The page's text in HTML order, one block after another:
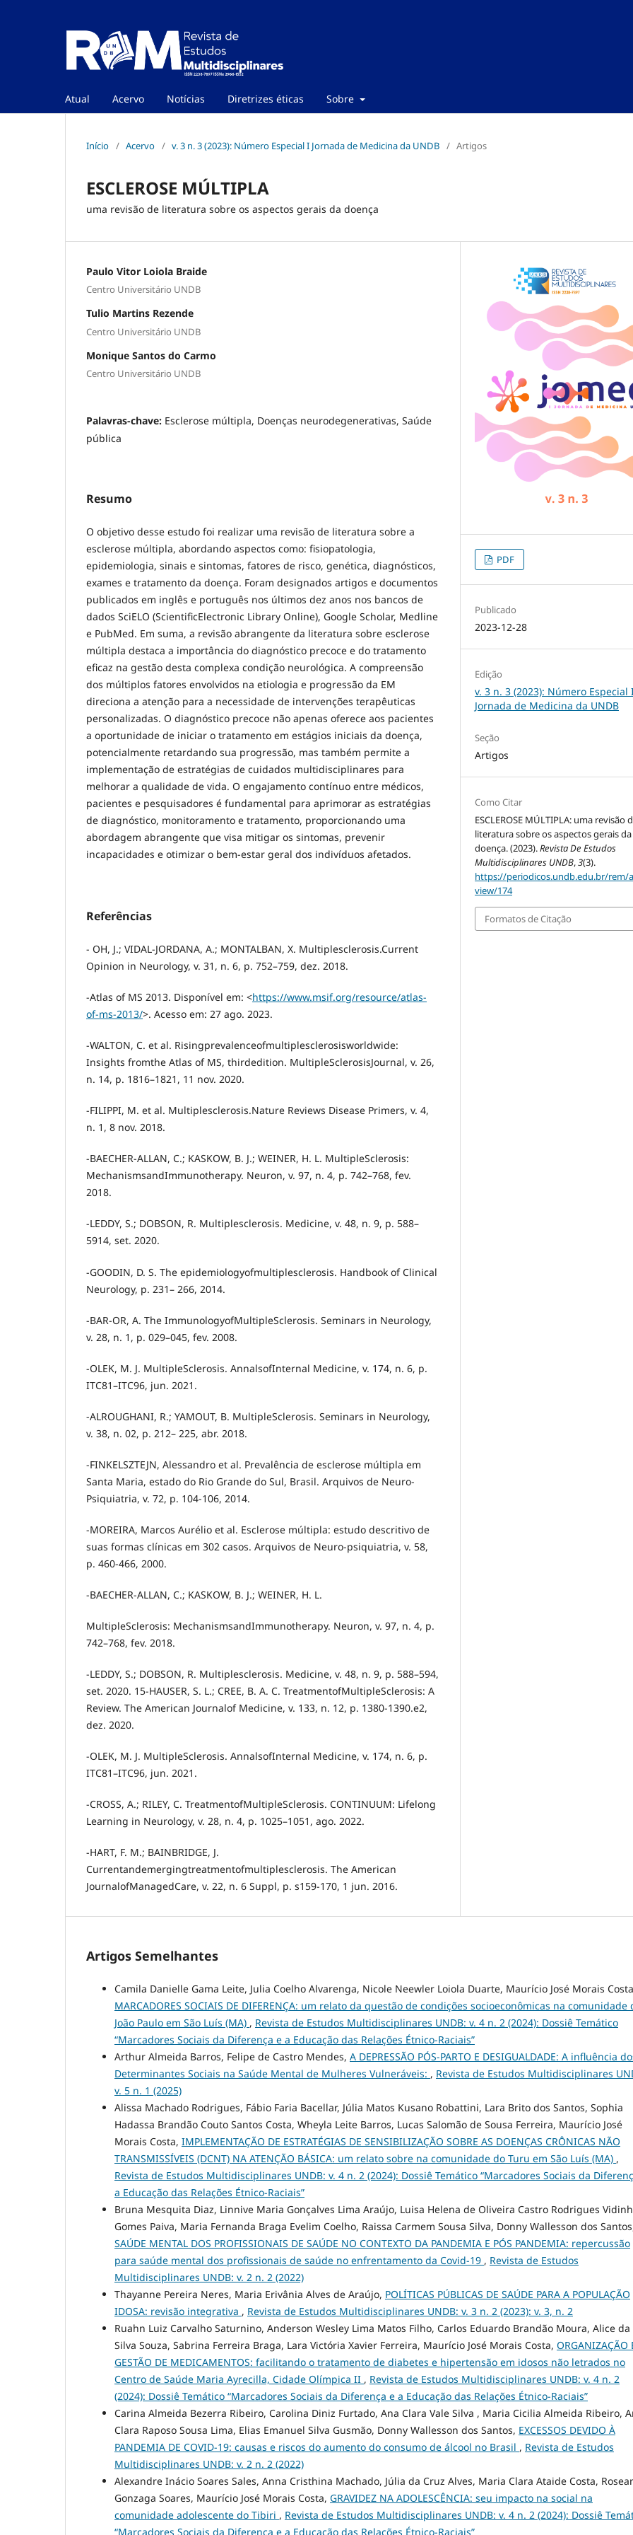
Atual Acervo Notícias Diretrizes éticas Sobre
Início / Acervo / v. 3 n. 3 (2023): Número Especial I Jornada de Medicina da UNDB / Artigos
ESCLEROSE MÚLTIPLA
uma revisão de literatura sobre os aspectos gerais da doença
Paulo Vitor Loiola Braide
Centro Universitário UNDB
Tulio Martins Rezende
Centro Universitário UNDB
Monique Santos do Carmo
Centro Universitário UNDB
Palavras-chave: Esclerose múltipla, Doenças neurodegenerativas, Saúde
pública
Resumo
O objetivo desse estudo foi realizar uma revisão de literatura sobre a
esclerose múltipla, abordando aspectos como: fisiopatologia,
epidemiologia, sinais e sintomas, fatores de risco, genética, diagnósticos,
exames e tratamento da doença. Foram designados artigos e documentos
publicados em inglês e português nos últimos dez anos nos bancos de
dados SciELO (ScientificElectronic Library Online), Google Scholar, Medline
e PubMed. Em suma, a revisão abrangente da literatura sobre esclerose
múltipla destaca a importância do diagnóstico precoce e do tratamento
eficaz na gestão desta complexa condição neurológica. A compreensão
dos múltiplos fatores envolvidos na etiologia e progressão da EM
direciona a atenção para a necessidade de intervenções terapêuticas
personalizadas. O diagnóstico precoce não apenas oferece aos pacientes
a oportunidade de iniciar o tratamento em estágios iniciais da doença,
potencialmente retardando sua progressão, mas também permite a
implementação de estratégias de cuidados multidisciplinares para
melhorar a qualidade de vida. O engajamento contínuo entre médicos,
pacientes e pesquisadores é fundamental para aprimorar as estratégias
de diagnóstico, monitoramento e tratamento, proporcionando uma
abordagem abrangente que visa mitigar os sintomas, prevenir
incapacidades e otimizar o bem-estar geral dos indivíduos afetados.
Referências
- OH, J.; VIDAL-JORDANA, A.; MONTALBAN, X. Multiplesclerosis.Current
Opinion in Neurology, v. 31, n. 6, p. 752–759, dez. 2018.
-Atlas of MS 2013. Disponível em: <https://www.msif.org/resource/atlas-
of-ms-2013/>. Acesso em: 27 ago. 2023.
-WALTON, C. et al. Risingprevalenceofmultiplesclerosisworldwide:
Insights fromthe Atlas of MS, thirdedition. MultipleSclerosisJournal, v. 26,
n. 14, p. 1816–1821, 11 nov. 2020.
-FILIPPI, M. et al. Multiplesclerosis.Nature Reviews Disease Primers, v. 4,
n. 1, 8 nov. 2018.
-BAECHER-ALLAN, C.; KASKOW, B. J.; WEINER, H. L. MultipleSclerosis:
MechanismsandImmunotherapy. Neuron, v. 97, n. 4, p. 742–768, fev.
2018.
-LEDDY, S.; DOBSON, R. Multiplesclerosis. Medicine, v. 48, n. 9, p. 588–
5914, set. 2020.
-GOODIN, D. S. The epidemiologyofmultiplesclerosis. Handbook of Clinical
Neurology, p. 231– 266, 2014.
-BAR-OR, A. The ImmunologyofMultipleSclerosis. Seminars in Neurology,
v. 28, n. 1, p. 029–045, fev. 2008.
-OLEK, M. J. MultipleSclerosis. AnnalsofInternal Medicine, v. 174, n. 6, p.
ITC81–ITC96, jun. 2021.
-ALROUGHANI, R.; YAMOUT, B. MultipleSclerosis. Seminars in Neurology,
v. 38, n. 02, p. 212– 225, abr. 2018.
-FINKELSZTEJN, Alessandro et al. Prevalência de esclerose múltipla em
Santa Maria, estado do Rio Grande do Sul, Brasil. Arquivos de Neuro-
Psiquiatria, v. 72, p. 104-106, 2014.
-MOREIRA, Marcos Aurélio et al. Esclerose múltipla: estudo descritivo de
suas formas clínicas em 302 casos. Arquivos de Neuro-psiquiatria, v. 58,
p. 460-466, 2000.
-BAECHER-ALLAN, C.; KASKOW, B. J.; WEINER, H. L.
MultipleSclerosis: MechanismsandImmunotherapy. Neuron, v. 97, n. 4, p.
742–768, fev. 2018.
-LEDDY, S.; DOBSON, R. Multiplesclerosis. Medicine, v. 48, n. 9, p. 588–594,
set. 2020. 15-HAUSER, S. L.; CREE, B. A. C. TreatmentofMultipleSclerosis: A
Review. The American Journalof Medicine, v. 133, n. 12, p. 1380-1390.e2,
dez. 2020.
-OLEK, M. J. MultipleSclerosis. AnnalsofInternal Medicine, v. 174, n. 6, p.
ITC81–ITC96, jun. 2021.
-CROSS, A.; RILEY, C. TreatmentofMultipleSclerosis. CONTINUUM: Lifelong
Learning in Neurology, v. 28, n. 4, p. 1025–1051, ago. 2022.
-HART, F. M.; BAINBRIDGE, J.
Currentandemergingtreatmentofmultiplesclerosis. The American
JournalofManagedCare, v. 22, n. 6 Suppl, p. s159-170, 1 jun. 2016.
PDF
Publicado
2023-12-28
Edição
v. 3 n. 3 (2023): Número Especial
Jornada de Medicina da UNDB
Seção
Artigos
Como Citar
ESCLEROSE MÚLTIPLA: uma revisão
literatura sobre os aspectos gerais da
doença. (2023).Revista De Estudos
Multidisciplinares UNDB,3(3).
https://periodicos.undb.edu.br/rem/
view/174
Formatos de Citação
Artigos Semelhantes
Camila Danielle Gama Leite, Julia Coelho Alvarenga, Nicole Neewler Loiola Duarte, Maurício José Morais
MARCADORES SOCIAIS DE DIFERENÇA: um relato da questão de condições socioeconômicas na comunidade
João Paulo em São Luís (MA) , Revista de Estudos Multidisciplinares UNDB: v. 4 n. 2 (2024): Dossiê Temático
“Marcadores Sociais da Diferença e a Educação das Relações Étnico-Raciais”
Arthur Almeida Barros, Felipe de Castro Mendes, A DEPRESSÃO PÓS-PARTO E DESIGUALDADE: A influência
Determinantes Sociais na Saúde Mental de Mulheres Vulneráveis: , Revista de Estudos Multidisciplinares
v. 5 n. 1 (2025)
Alissa Machado Rodrigues, Fábio Faria Bacellar, Júlia Matos Kusano Robattini, Lara Brito dos Santos, Sophia
Hadassa Brandão Couto Santos Costa, Wheyla Leite Barros, Lucas Salomão de Sousa Ferreira, Maurício José
Morais Costa, IMPLEMENTAÇÃO DE ESTRATÉGIAS DE SENSIBILIZAÇÃO SOBRE AS DOENÇAS CRÔNICAS NÃO
TRANSMISSÍVEIS (DCNT) NA ATENÇÃO BÁSICA: um relato sobre na comunidade do Turu em São Luís (MA) ,
Revista de Estudos Multidisciplinares UNDB: v. 4 n. 2 (2024): Dossiê Temático “Marcadores Sociais da
a Educação das Relações Étnico-Raciais”
Bruna Mesquita Diaz, Linnive Maria Gonçalves Lima Araújo, Luisa Helena de Oliveira Castro Rodrigues
Gomes Paiva, Maria Fernanda Braga Evelim Coelho, Raissa Carmem Sousa Silva, Donny Wallesson dos
SAÚDE MENTAL DOS PROFISSIONAIS DE SAÚDE NO CONTEXTO DA PANDEMIA E PÓS PANDEMIA: repercussão
para saúde mental dos profissionais de saúde no enfrentamento da Covid-19 , Revista de Estudos
Multidisciplinares UNDB: v. 2 n. 2 (2022)
Thayanne Pereira Neres, Maria Erivânia Alves de Araújo, POLÍTICAS PÚBLICAS DE SAÚDE PARA A POPULAÇÃO
IDOSA: revisão integrativa , Revista de Estudos Multidisciplinares UNDB: v. 3 n. 2 (2023): v. 3, n. 2
Ruahn Luiz Carvalho Saturnino, Anderson Wesley Lima Matos Filho, Carlos Eduardo Brandão Moura, Alice da
Silva Souza, Sabrina Ferreira Braga, Lara Victória Xavier Ferreira, Maurício José Morais Costa, ORGANIZAÇÃO
GESTÃO DE MEDICAMENTOS: facilitando o tratamento de diabetes e hipertensão em idosos não letrados no
Centro de Saúde Maria Ayrecilla, Cidade Olímpica II , Revista de Estudos Multidisciplinares UNDB: v. 4 n. 2
(2024): Dossiê Temático “Marcadores Sociais da Diferença e a Educação das Relações Étnico-Raciais”
Carina Almeida Bezerra Ribeiro, Carolina Diniz Furtado, Ana Clara Vale Silva , Maria Cicilia Almeida Ribeiro,
Clara Raposo Sousa Lima, Elias Emanuel Silva Gusmão, Donny Wallesson dos Santos, EXCESSOS DEVIDO À
PANDEMIA DE COVID-19: causas e riscos do aumento do consumo de álcool no Brasil , Revista de Estudos
Multidisciplinares UNDB: v. 2 n. 2 (2022)
Alexandre Inácio Soares Sales, Anna Cristhina Machado, Júlia da Cruz Alves, Maria Clara Ataide Costa,
Gonzaga Soares, Maurício José Morais Costa, GRAVIDEZ NA ADOLESCÊNCIA: seu impacto na social na
comunidade adolescente do Tibiri , Revista de Estudos Multidisciplinares UNDB: v. 4 n. 2 (2024): Dossiê
“Marcadores Sociais da Diferença e a Educação das Relações Étnico-Raciais”